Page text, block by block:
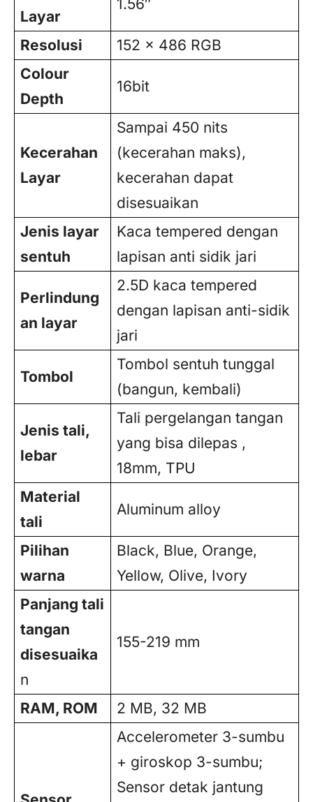
Layar
1.56″
Resolusi
152 x 486 RGB
Colour
Depth
16bit
Kecerahan
Layar
Sampai 450 nits
(kecerahan maks),
kecerahan dapat
disesuaikan
Jenis layar
sentuh
Kaca tempered dengan
lapisan anti sidik jari
Perlindung
an layar
2.5D kaca tempered
dengan lapisan anti-sidik
jari
Tombol
Tombol sentuh tunggal
(bangun, kembali)
Jenis tali,
lebar
Tali pergelangan tangan
yang bisa dilepas ,
18mm, TPU
Material
tali
Aluminum alloy
Pilihan
warna
Black, Blue, Orange,
Yellow, Olive, Ivory
Panjang tali
tangan
disesuaika
n
155-219 mm
RAM, ROM 2 MB, 32 MB
Accelerometer 3-sumbu
+ giroskop 3-sumbu;
Sensor detak jantung